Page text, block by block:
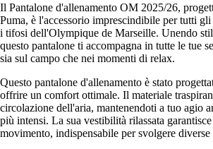
Il Pantalone d'allenamento OM 2025/26,
Puma, è l'accessorio imprescindibile per tutti
i tifosi dell'Olympique de Marseille. Unendo
questo pantalone ti accompagna in tutte le tue
sia sul campo che nei momenti di relax.
Questo pantalone d'allenamento è stato
offrire un comfort ottimale. Il materiale
circolazione dell'aria, mantenendoti a tuo agio
più intensi. La sua vestibilità rilassata
movimento, indispensabile per svolgere